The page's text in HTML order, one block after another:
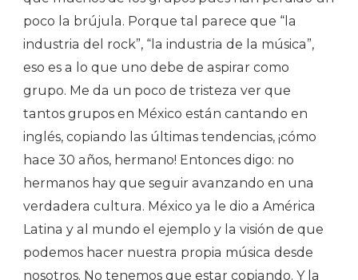
poco la brújula. Porque tal parece que “la
industria del rock”, “la industria de la música”,
eso es a lo que uno debe de aspirar como
grupo. Me da un poco de tristeza ver que
tantos grupos en México están cantando en
inglés, copiando las últimas tendencias, ¡cómo
hace 30 años, hermano! Entonces digo: no
hermanos hay que seguir avanzando en una
verdadera cultura. México ya le dio a América
Latina y al mundo el ejemplo y la visión de que
podemos hacer nuestra propia música desde
nosotros. No tenemos que estar copiando. Y la